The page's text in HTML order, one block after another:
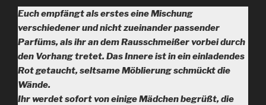
Euch empfängt als erstes eine Mischung
verschiedener und nicht zueinander passender
Parfüms, als ihr an dem Rausschmeißer vorbei durch
den Vorhang tretet. Das Innere ist in ein einladendes
Rot getaucht, seltsame Möblierung schmückt die
Wände.
Ihr werdet sofort von einige Mädchen begrüßt, die